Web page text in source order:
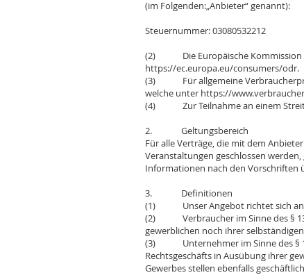
(im Folgenden:„Anbieter“ genannt):
Steuernummer: 03080532212
(2) Die Europäische Kommission
https://ec.europa.eu/consumers/odr.
(3) Für allgemeine
welche unter https://
(4) Zur Teilnahme an einem
2. Geltungsbereich
Für alle Verträge, die mit dem
Veranstaltungen geschlossen
Informationen nach den Vorschriften
3. Definitionen
(1) Unser Angebot richtet sich an
(2) Verbraucher im Sinne des § 13
gewerblichen noch ihrer
(3) Unternehmer im Sinne des § 14
Rechtsgeschäfts in Ausübung ihrer
Gewerbes stellen ebenfalls